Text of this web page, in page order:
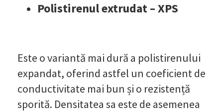
Polistirenul extrudat – XPS
Este o variantă mai dură a polistirenului
expandat, oferind astfel un coeficient de
conductivitate mai bun și o rezistență
sporită. Densitatea sa este de asemenea